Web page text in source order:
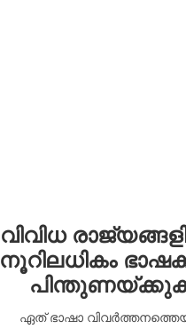
വിവിധ
നൂറിലധികം
ഏത് ഭാഷാ